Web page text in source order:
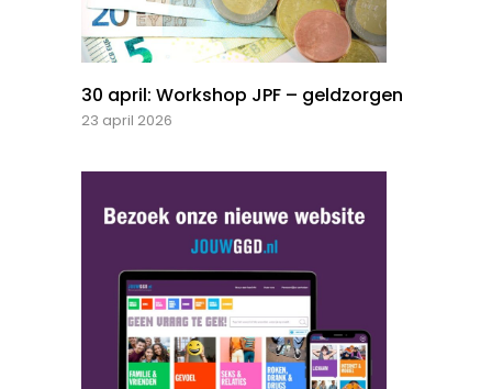
30 april: Workshop JPF – geldzorgen
23 april 2026